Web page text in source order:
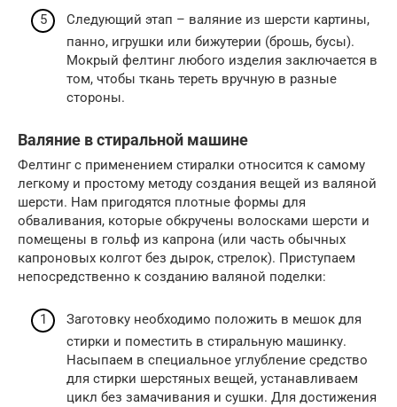
Следующий этап – валяние из шерсти картины,
панно, игрушки или бижутерии (брошь, бусы).
Мокрый фелтинг любого изделия заключается в
том, чтобы ткань тереть вручную в разные
стороны.
Валяние в стиральной машине
Фелтинг с применением стиралки относится к самому
легкому и простому методу создания вещей из валяной
шерсти. Нам пригодятся плотные формы для
обваливания, которые обкручены волосками шерсти и
помещены в гольф из капрона (или часть обычных
капроновых колгот без дырок, стрелок). Приступаем
непосредственно к созданию валяной поделки:
Заготовку необходимо положить в мешок для
стирки и поместить в стиральную машинку.
Насыпаем в специальное углубление средство
для стирки шерстяных вещей, устанавливаем
цикл без замачивания и сушки. Для достижения